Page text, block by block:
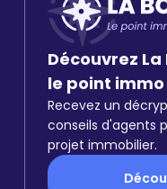
Découvrez La
le point
Recevez un
conseils d'agents
projet immobilier.